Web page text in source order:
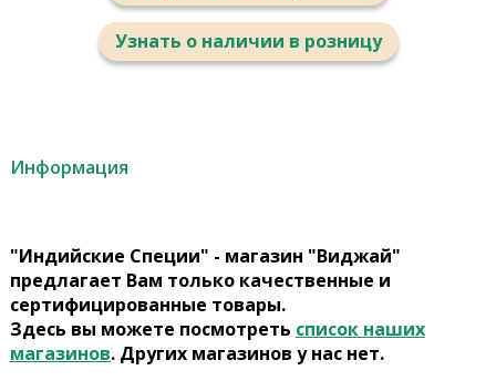
Узнать о наличии в розницу
Информация
"Индийские Специи" - магазин "Виджай"
предлагает Вам только качественные и
сертифицированные товары.
Здесь вы можете посмотреть список наших
магазинов. Других магазинов у нас нет.